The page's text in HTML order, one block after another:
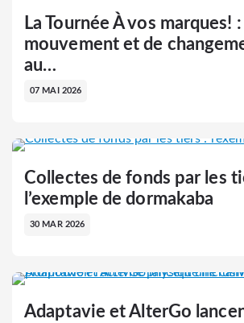
La Tournée À vos marques!
mouvement et de
au…
07 MAI 2026
Collectes de fonds par les
l’exemple de dormakaba
30 MAR 2026
Adaptavie et AlterGo